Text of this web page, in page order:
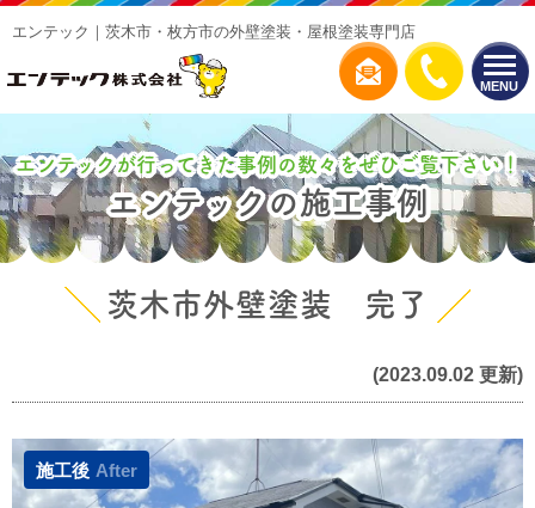
MENU
エンテック｜茨木市・枚方市の外壁塗装・屋根塗装専門店
エンテックが行ってきた事例の数々をぜひご覧下さい！
エンテックの施工事例
茨木市外壁塗装 完了
(2023.09.02 更新)
施工後 After